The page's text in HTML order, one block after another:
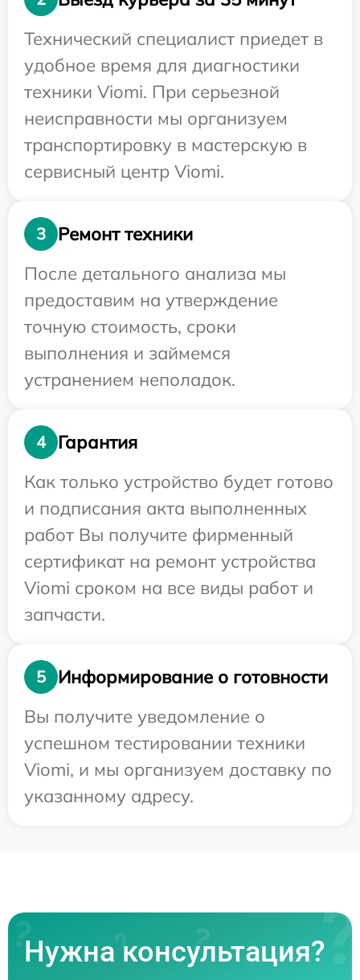
Технический специалист приедет в
удобное время для диагностики
техники Viomi. При серьезной
неисправности мы организуем
транспортировку в мастерскую в
сервисный центр Viomi.
3
Ремонт техники
После детального анализа мы
предоставим на утверждение
точную стоимость, сроки
выполнения и займемся
устранением неполадок.
4
Гарантия
Как только устройство будет готово
и подписания акта выполненных
работ Вы получите фирменный
сертификат на ремонт устройства
Viomi сроком на все виды работ и
запчасти.
5
Информирование о готовности
Вы получите уведомление о
успешном тестировании техники
Viomi, и мы организуем доставку по
указанному адресу.
Нужна консультация?